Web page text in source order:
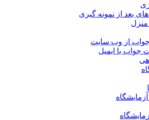
بعد از نمونه گیری
منزل
از وب سایت
جواب با ایمیل